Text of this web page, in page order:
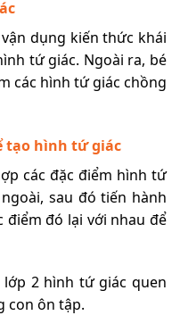
dụng kiến thức khái
tứ giác. Ngoài ra, bé
các hình tứ giác chồng
tạo hình tứ giác
các đặc điểm hình tứ
sau đó tiến hành
điểm đó lại với nhau để
2 hình tứ giác quen
con ôn tập.